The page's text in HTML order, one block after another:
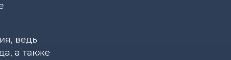
ведь
а также